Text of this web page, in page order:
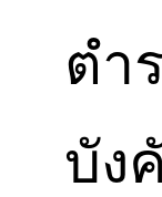
ตำ
บัง